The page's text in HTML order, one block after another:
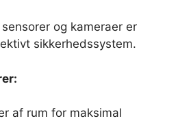
og kameraer er
sikkerhedssystem.
af rum for maksimal